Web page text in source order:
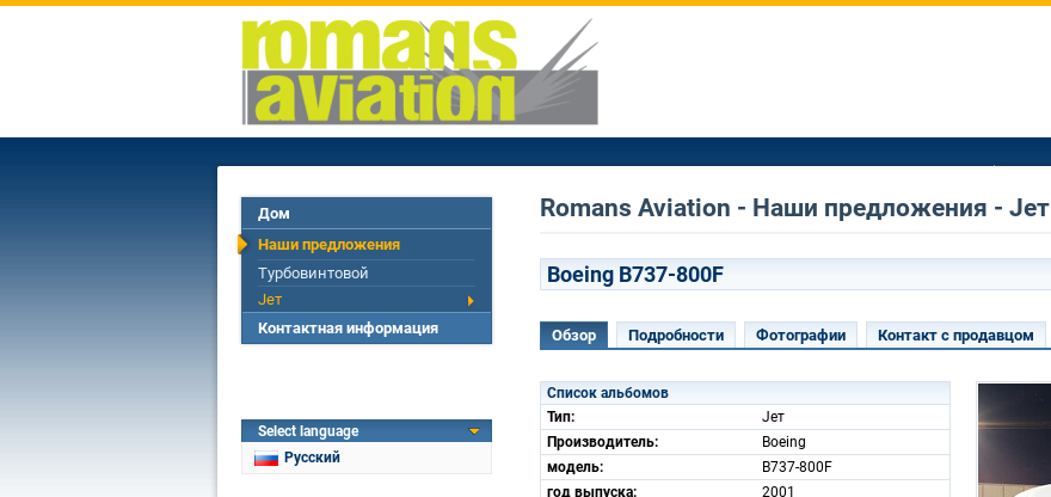
Дом
Наши предложения
Турбовинтовой
Jет
Контактная информация
Select language
Русский
Romans Aviation - Наши предложения - Jет
Boeing B737-800F
Обзор Подробности Фотографии Контакт с продавцом
Список альбомов
Тип:
Jет
Производитель:
Boeing
модель:
B737-800F
год выпуска:
2001